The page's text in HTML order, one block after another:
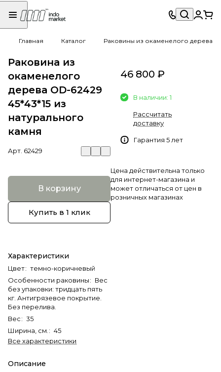
Главная Каталог Раковины из окаменелого дерева
Раковина из
окаменелого
дерева OD-62429
45*43*15 из
натурального
камня
Арт. 62429
В корзину
Купить в 1 клик
Характеристики
Цвет: темно-коричневый
Особенности раковины: Вес
без упаковки: тридцать пять
кг. Антигрязевое покрытие.
Без перелива.
Вес: 35
Ширина, см. : 45
Все характеристики
Описание
46 800 ₽
В наличии: 1
Рассчитать
доставку
Гарантия 5 лет
Цена действительна только
для интернет-магазина и
может отличаться от цен в
розничных магазинах